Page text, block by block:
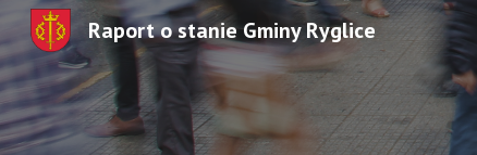
Raport o stanie Gminy Ryglice